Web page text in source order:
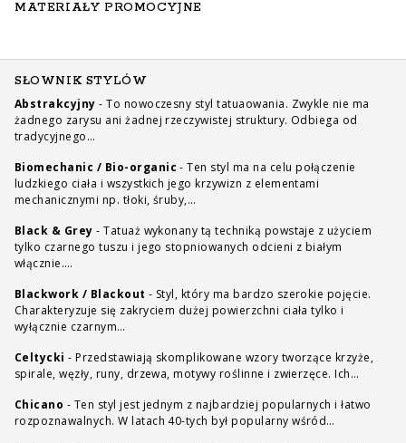
MATERIAŁY PROMOCYJNE
SŁOWNIK STYLÓW
Abstrakcyjny - To nowoczesny styl tatuaowania. Zwykle nie ma
żadnego zarysu ani żadnej rzeczywistej struktury. Odbiega od
tradycyjnego…
Biomechanic / Bio-organic - Ten styl ma na celu połączenie
ludzkiego ciała i wszystkich jego krzywizn z elementami
mechanicznymi np. tłoki, śruby,…
Black & Grey - Tatuaż wykonany tą techniką powstaje z użyciem
tylko czarnego tuszu i jego stopniowanych odcieni z białym
włącznie.…
Blackwork / Blackout - Styl, który ma bardzo szerokie pojęcie.
Charakteryzuje się zakryciem dużej powierzchni ciała tylko i
wyłącznie czarnym…
Celtycki - Przedstawiają skomplikowane wzory tworzące krzyże,
spirale, węzły, runy, drzewa, motywy roślinne i zwierzęce. Ich…
Chicano - Ten styl jest jednym z najbardziej popularnych i łatwo
rozpoznawalnych. W latach 40-tych był popularny wśród…